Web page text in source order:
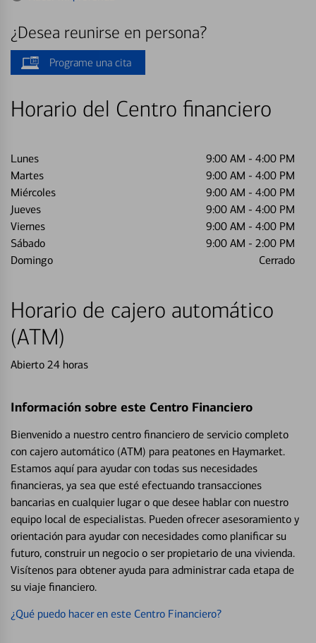
¿Desea reunirse en persona?
Programe una cita
Horario del Centro financiero
Lunes 9:00 AM - 4:00 PM
Martes
9:00 AM - 4:00 PM
Miércoles
9:00 AM - 4:00 PM
Jueves
9:00 AM - 4:00 PM
Viernes
9:00 AM - 4:00 PM
Sábado
9:00 AM - 2:00 PM
Domingo
Cerrado
Horario de cajero automático
(ATM)
Abierto 24 horas
Información sobre este Centro Financiero
Bienvenido a nuestro centro financiero de servicio completo
con cajero automático (ATM) para peatones en Haymarket.
Estamos aquí para ayudar con todas sus necesidades
financieras, ya sea que esté efectuando transacciones
bancarias en cualquier lugar o que desee hablar con nuestro
equipo local de especialistas. Pueden ofrecer asesoramiento y
orientación para ayudar con necesidades como planificar su
futuro, construir un negocio o ser propietario de una vivienda.
Visítenos para obtener ayuda para administrar cada etapa de
su viaje financiero.
¿Qué puedo hacer en este Centro Financiero?